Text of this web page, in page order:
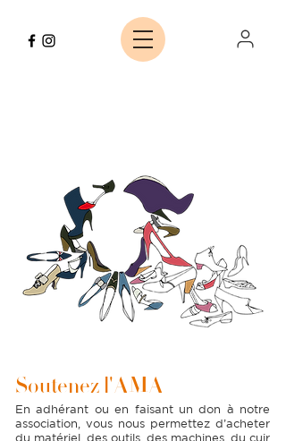
Soutenez l'AMA
En adhérant ou en faisant un don à notre
association, vous nous permettez d’acheter
du matériel, des outils, des machines, du cuir